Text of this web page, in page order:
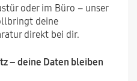
oder im Büro – unser
deine
direkt bei dir.
– deine Daten bleiben